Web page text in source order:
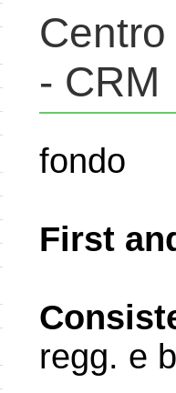
- CRM
fondo
First
regg. e